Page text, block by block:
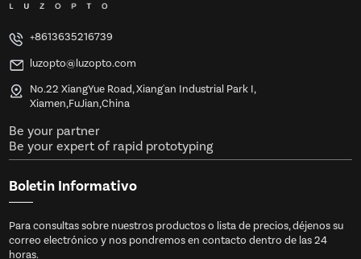
+8613635216739
luzopto@luzopto.com
No.22 XiangYue Road, Xiang'an Industrial Park I,
Xiamen,FuJian,China
Be your partner
Be your expert of rapid prototyping
Boletin Informativo
Para consultas sobre nuestros productos o lista de precios, déjenos su
correo electrónico y nos pondremos en contacto dentro de las 24
horas.